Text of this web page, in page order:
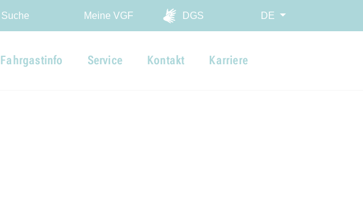
Suche Meine VGF DGS DE
Fahrgastinfo Service Kontakt Karriere